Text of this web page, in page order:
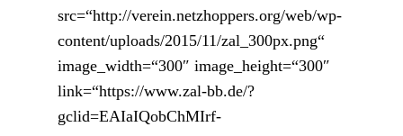
src=“http://verein.netzhoppers.org/web/wp-
content/uploads/2015/11/zal_300px.png“
image_width=“300″ image_height=“300″
link=“https://www.zal-bb.de/?
gclid=EAIaIQobChMIrf-